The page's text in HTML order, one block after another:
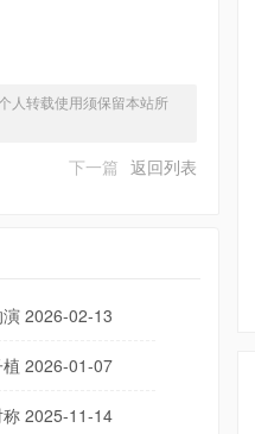
人转载使用须保留本站所
下一篇 返回列表
2026-02-13
2026-01-07
2025-11-14